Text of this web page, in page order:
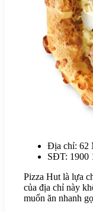
Địa chỉ: 62
SĐT: 1900
Pizza Hut là lựa
của địa chỉ này
muốn ăn nhanh